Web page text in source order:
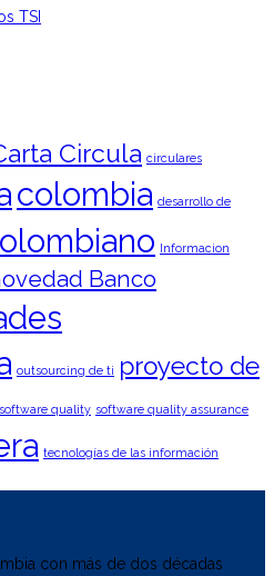
TSI
Circula circulares
colombia desarrollo de
Informacion
Banco
outsourcing de ti proyecto de
software quality software quality assurance
tecnologías de las información
con más de dos décadas